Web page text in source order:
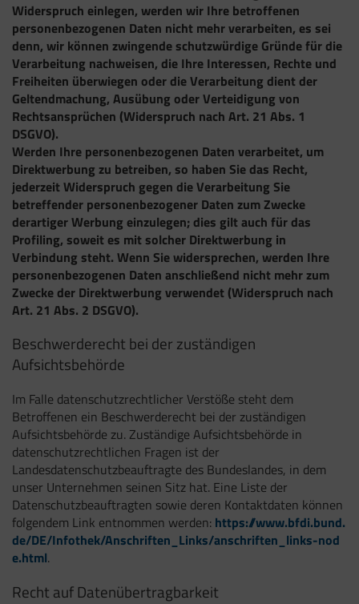
Widerspruch einlegen, werden wir Ihre betroffenen
personenbezogenen Daten nicht mehr verarbeiten, es sei
denn, wir können zwingende schutzwürdige Gründe für die
Verarbeitung nachweisen, die Ihre Interessen, Rechte und
Freiheiten überwiegen oder die Verarbeitung dient der
Geltendmachung, Ausübung oder Verteidigung von
Rechtsansprüchen (Widerspruch nach Art. 21 Abs. 1
DSGVO).
Werden Ihre personenbezogenen Daten verarbeitet, um
Direktwerbung zu betreiben, so haben Sie das Recht,
jederzeit Widerspruch gegen die Verarbeitung Sie
betreffender personenbezogener Daten zum Zwecke
derartiger Werbung einzulegen; dies gilt auch für das
Profiling, soweit es mit solcher Direktwerbung in
Verbindung steht. Wenn Sie widersprechen, werden Ihre
personenbezogenen Daten anschließend nicht mehr zum
Zwecke der Direktwerbung verwendet (Widerspruch nach
Art. 21 Abs. 2 DSGVO).
Beschwerderecht bei der zuständigen
Aufsichtsbehörde
Im Falle datenschutzrechtlicher Verstöße steht dem
Betroffenen ein Beschwerderecht bei der zuständigen
Aufsichtsbehörde zu. Zuständige Aufsichtsbehörde in
datenschutzrechtlichen Fragen ist der
Landesdatenschutzbeauftragte des Bundeslandes, in dem
unser Unternehmen seinen Sitz hat. Eine Liste der
Datenschutzbeauftragten sowie deren Kontaktdaten können
folgendem Link entnommen werden: https://www.bfdi.bund.
de/DE/Infothek/Anschriften_Links/anschriften_links-nod
e.html.
Recht auf Datenübertragbarkeit